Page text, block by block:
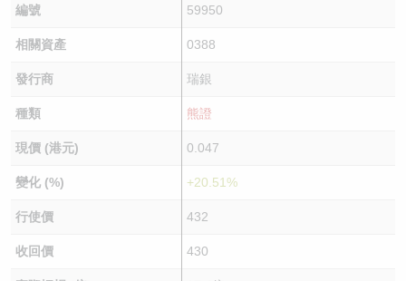
編號 59950
相關資產 0388
發行商 瑞銀
種類 熊證
現價 (港元) 0.047
變化 (%) +20.51%
行使價 432
收回價 430